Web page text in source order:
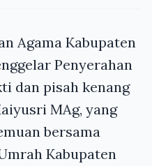
Agama Kabupaten
Penyerahan
dan pisah kenang
MAg, yang
bersama
Kabupaten